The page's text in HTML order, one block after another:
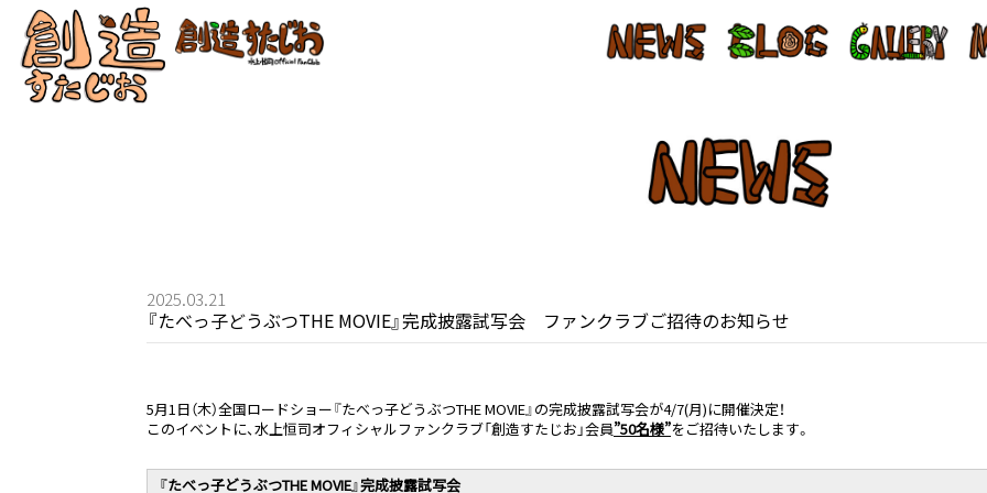
2025.03.21
『たべっ⼦どうぶつTHE MOVIE』完成披露試写会 ファンクラブご招待のお知らせ
5⽉1⽇（⽊）全国ロードショー『たべっ⼦どうぶつTHE MOVIE』の完成披露試写会が4/7(月)に開催決定！
このイベントに、水上恒司オフィシャルファンクラブ「創造すたじお」会員”50名様”をご招待いたします。
『たべっ⼦どうぶつTHE MOVIE』完成披露試写会